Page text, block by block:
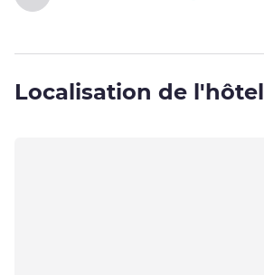
Localisation de l'hôtel